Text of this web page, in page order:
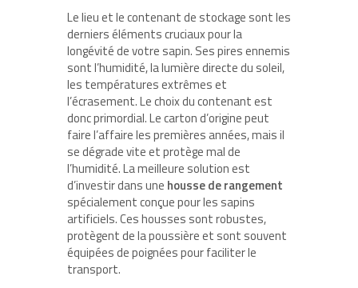
Le lieu et le contenant de stockage sont les
derniers éléments cruciaux pour la
longévité de votre sapin. Ses pires ennemis
sont l’humidité, la lumière directe du soleil,
les températures extrêmes et
l’écrasement. Le choix du contenant est
donc primordial. Le carton d’origine peut
faire l’affaire les premières années, mais il
se dégrade vite et protège mal de
l’humidité. La meilleure solution est
d’investir dans une housse de rangement
spécialement conçue pour les sapins
artificiels. Ces housses sont robustes,
protègent de la poussière et sont souvent
équipées de poignées pour faciliter le
transport.